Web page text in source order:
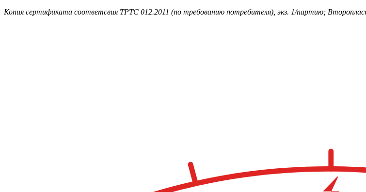
Копия сертификата соответсвия ТРТС 012.2011 (по требованию потребителя), экз. 1/партию;